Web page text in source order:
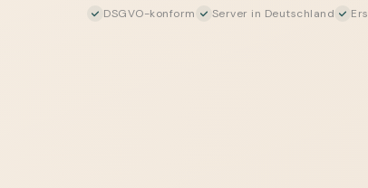
automatisieren
DSGVO-konform Server in Deutschland